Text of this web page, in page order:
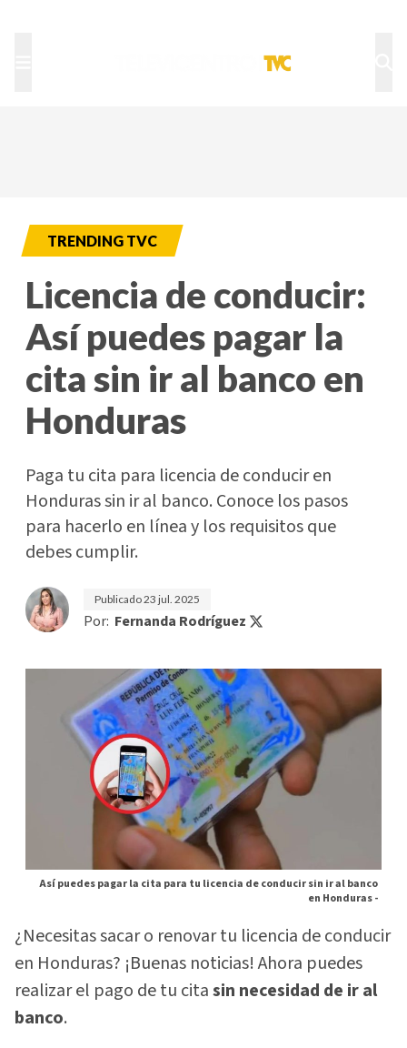
TRENDING TVC
Licencia de conducir:
Así puedes pagar la
cita sin ir al banco en
Honduras
Paga tu cita para licencia de conducir en
Honduras sin ir al banco. Conoce los pasos
para hacerlo en línea y los requisitos que
debes cumplir.
Publicado23 jul. 2025
Por: Fernanda Rodríguez
Así puedes pagar la cita para tu licencia de conducir sin ir al banco
en Honduras -
¿Necesitas sacar o renovar tu licencia de conducir
en Honduras? ¡Buenas noticias! Ahora puedes
realizar el pago de tu citasin necesidad de ir al
banco.